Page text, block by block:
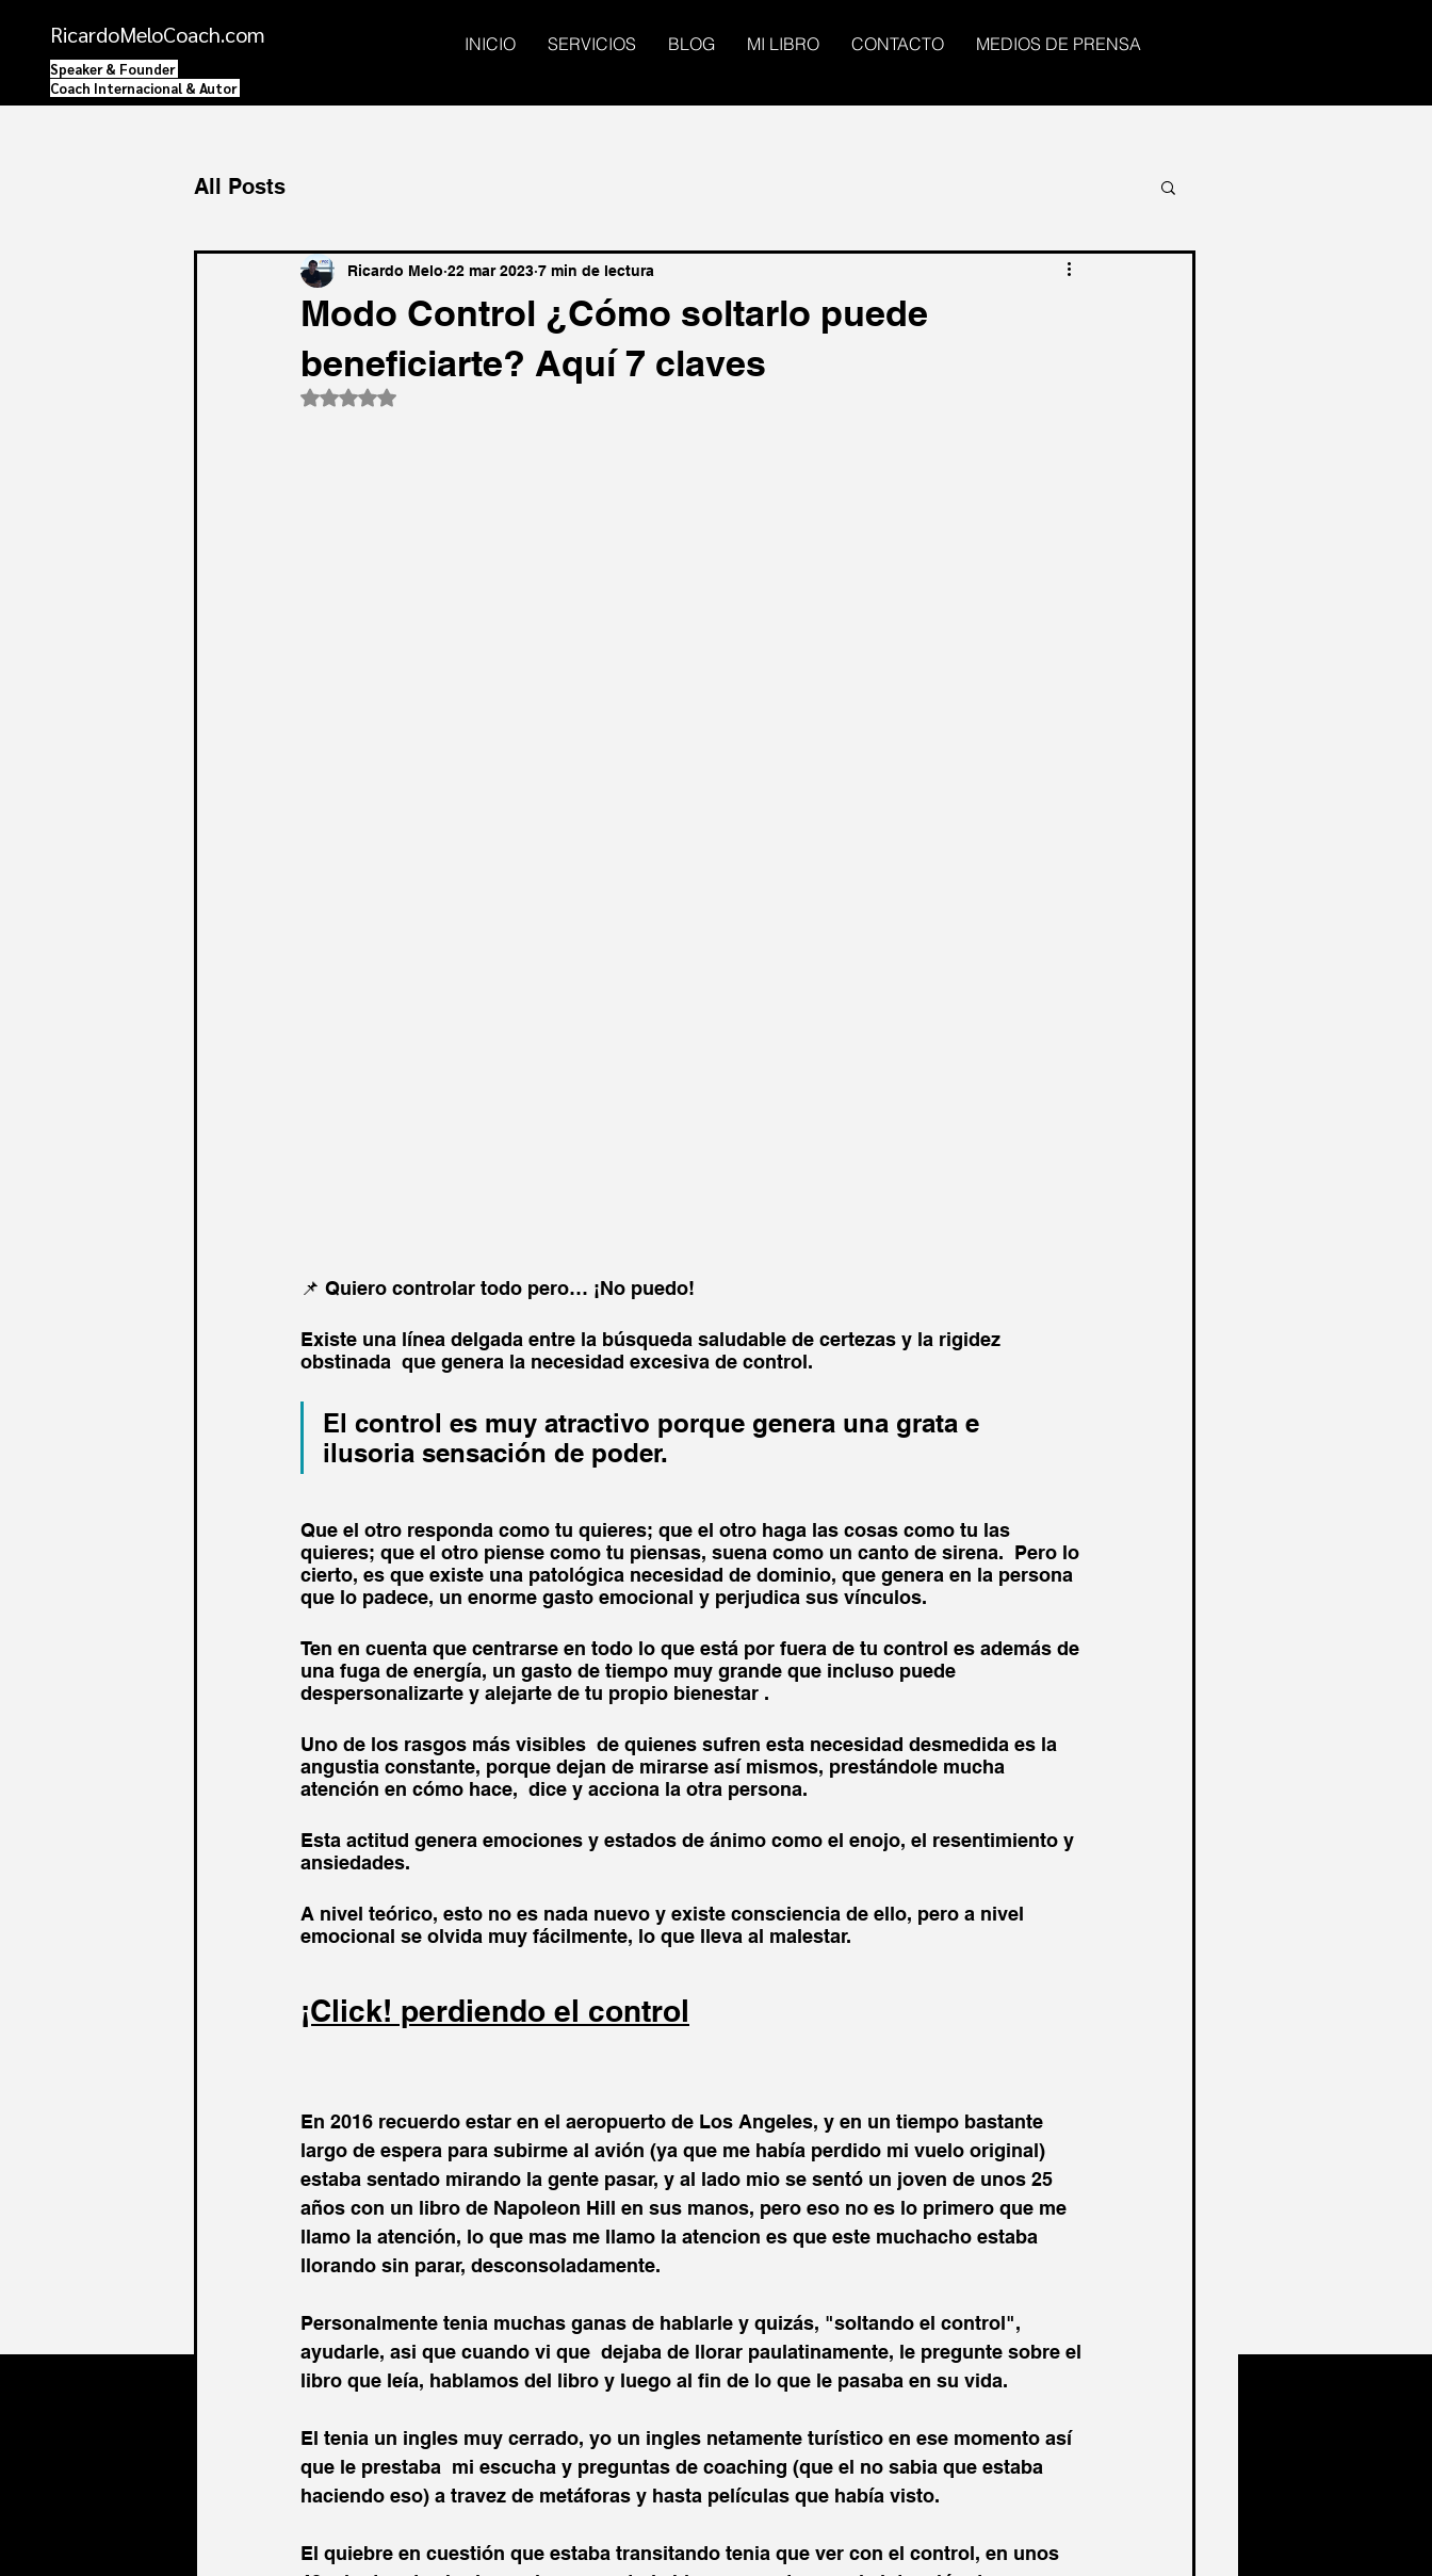
RicardoMeloCoach.com
Speaker& Founder
Coach Internacional & Autor
INICIO SERVICIOS BLOG MI LIBRO CONTACTO MEDIOS DE PRENSA
All Posts
Modo Control ¿Cómo soltarlo puede
beneficiarte? Aquí 7 claves
Ricardo Melo 22 mar 2023 7 min de lectura
Obtuvo NaN de 5 estrellas.
📌 Quiero controlar todo pero… ¡No puedo!
Existe una línea delgada entre la búsqueda saludable de certezas y la rigidez
obstinada  que genera la necesidad excesiva de control.
El control es muy atractivo porque genera una grata e
ilusoria sensación de poder.
Que el otro responda como tu quieres; que el otro haga las cosas como tu las
quieres; que el otro piense como tu piensas, suena como un canto de sirena.  Pero lo
cierto, es que existe una patológica necesidad de dominio, que genera en la persona
que lo padece, un enorme gasto emocional y perjudica sus vínculos.
Ten en cuenta que centrarse en todo lo que está por fuera de tu control es además de
una fuga de energía, un gasto de tiempo muy grande que incluso puede
despersonalizarte y alejarte de tu propio bienestar .
Uno de los rasgos más visibles  de quienes sufren esta necesidad desmedida es la
angustia constante, porque dejan de mirarse así mismos, prestándole mucha
atención en cómo hace,  dice y acciona la otra persona.
Esta actitud genera emociones y estados de ánimo como el enojo, el resentimiento y
ansiedades.
A nivel teórico, esto no es nada nuevo y existe consciencia de ello, pero a nivel
emocional se olvida muy fácilmente, lo que lleva al malestar.
¡Click! perdiendo el control
En 2016 recuerdo estar en el aeropuerto de Los Angeles, y en un tiempo bastante
largo de espera para subirme al avión (ya que me había perdido mi vuelo original)
estaba sentado mirando la gente pasar, y al lado mio se sentó un joven de unos 25
años con un libro de Napoleon Hill en sus manos, pero eso no es lo primero que me
llamo la atención, lo que mas me llamo la atencion es que este muchacho estaba
llorando sin parar, desconsoladamente.
Personalmente tenia muchas ganas de hablarle y quizás, "soltando el control",
ayudarle, asi que cuando vi que  dejaba de llorar paulatinamente, le pregunte sobre el
libro que leía, hablamos del libro y luego al fin de lo que le pasaba en su vida.
El tenia un ingles muy cerrado, yo un ingles netamente turístico en ese momento así
que le prestaba  mi escucha y preguntas de coaching (que el no sabia que estaba
haciendo eso) a travez de metáforas y hasta películas que había visto.
El quiebre en cuestión que estaba transitando tenia que ver con el control, en unos